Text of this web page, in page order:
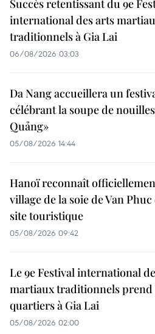
Succès retentissant du 9e
international des arts
traditionnels à Gia Lai
06/08/2026 03:03
Da Nang accueillera un
célébrant la soupe de
Quảng»
05/08/2026 14:44
Hanoï reconnaît
village de la soie de Van
site touristique
05/08/2026 09:42
Le 9e Festival international
martiaux traditionnels prend
quartiers à Gia Lai
05/08/2026 02:00